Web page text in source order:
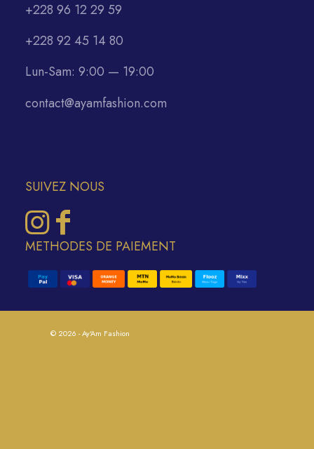
+228 96 12 29 59
+228 92 45 14 80
Lun-Sam: 9:00 — 19:00
contact@ayamfashion.com
SUIVEZ NOUS
METHODES DE PAIEMENT
© 2026 - Ay'Am Fashion